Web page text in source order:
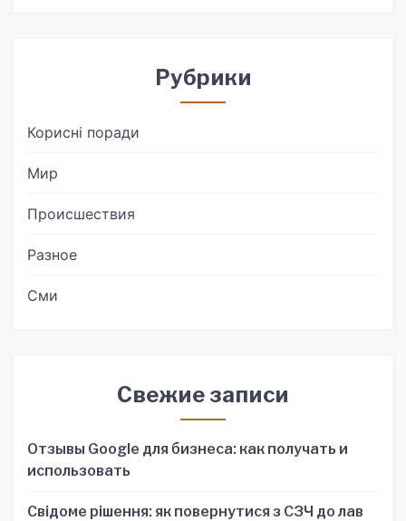
Рубрики
Корисні поради
Мир
Происшествия
Разное
Сми
Свежие записи
Отзывы Google для бизнеса: как получать и
использовать
Свідоме рішення: як повернутися з СЗЧ до лав